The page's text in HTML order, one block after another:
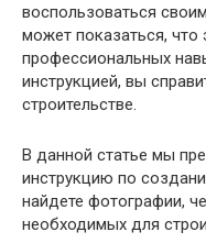
воспользоваться
может показаться, что
профессиональных
инструкцией, вы
строительстве.
В данной статье мы
инструкцию по
найдете фотографии,
необходимых для